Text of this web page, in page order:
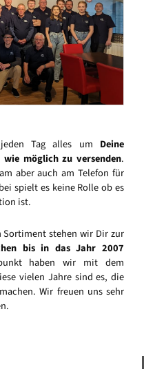
Tag alles um Deine
möglich zu versenden.
aber auch am Telefon für
spielt es keine Rolle ob es
ist.
stehen wir Dir zur
bis in das Jahr 2007
haben wir mit dem
vielen Jahre sind es, die
Wir freuen uns sehr